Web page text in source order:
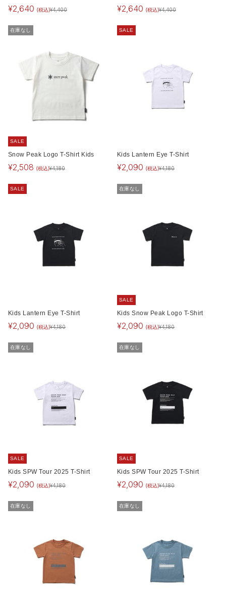
¥2,640 (税込)¥4,400 ¥2,640 (税込)¥4,400
在庫なし
SALE
Snow Peak Logo T-Shirt Kids
¥2,508 (税込)¥4,180
SALE
Kids Lantern Eye T-Shirt
¥2,090 (税込)¥4,180
SALE
Kids Lantern Eye T-Shirt
¥2,090 (税込)¥4,180
在庫なし
SALE
Kids Snow Peak Logo T-Shirt
¥2,090 (税込)¥4,180
在庫なし
SALE
Kids SPW Tour 2025 T-Shirt
¥2,090 (税込)¥4,180
在庫なし
SALE
Kids SPW Tour 2025 T-Shirt
¥2,090 (税込)¥4,180
在庫なし 在庫なし